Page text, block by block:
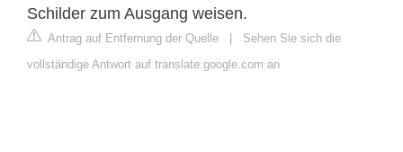
Schilder zum Ausgang weisen.
Antrag auf Entfernung der Quelle | Sehen Sie sich die
vollständige Antwort auf translate.google.com an